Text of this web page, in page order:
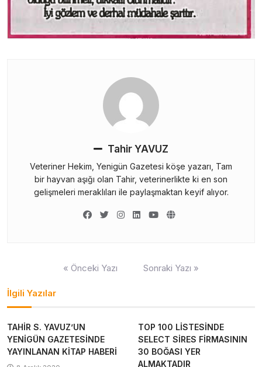
Tahir YAVUZ
Veteriner Hekim, Yenigün Gazetesi köşe yazarı, Tam
bir hayvan aşığı olan Tahir, veterinerlikte ki en son
gelişmeleri meraklıları ile paylaşmaktan keyif alıyor.
« Önceki Yazı Sonraki Yazı »
İlgili Yazılar
TAHİR S. YAVUZ’UN
YENİGÜN GAZETESİNDE
YAYINLANAN KİTAP HABERİ
TOP 100 LİSTESİNDE
SELECT SİRES FİRMASININ
30 BOĞASI YER
ALMAKTADIR